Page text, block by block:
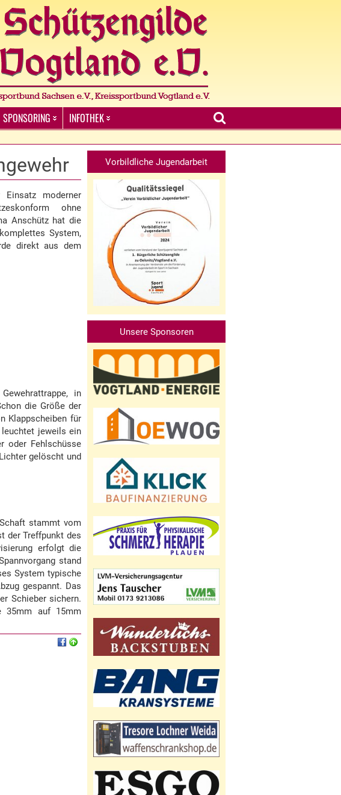
SPONSORING INFOTHEK
moderner
ohne
Anschütz hat die
System,
direkt aus dem
in
die Größe der
Klappscheiben für
jeweils ein
oder Fehlschüsse
gelöscht und
stammt vom
der Treffpunkt des
erfolgt die
stand
System typische
gespannt. Das
Schieber sichern.
35mm auf 15mm
Vorbildliche Jugendarbeit
Unsere Sponsoren